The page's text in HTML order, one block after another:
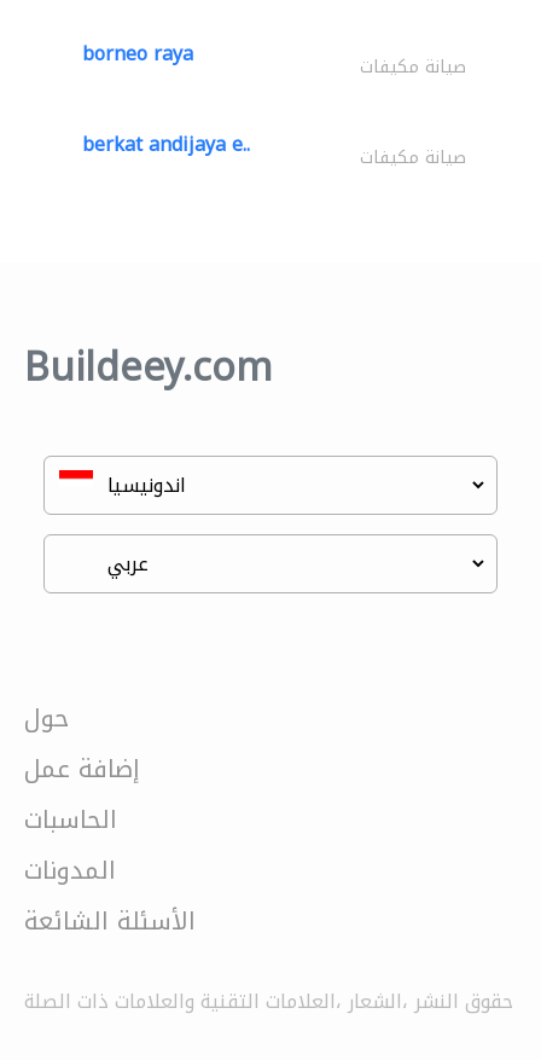
borneo raya صيانة مكيفات
berkat andijaya e.. صيانة مكيفات
Buildeey.com
حول
إضافة عمل
الحاسبات
المدونات
الأسئلة الشائعة
حقوق النشر ،الشعار ،العلامات التقنية والعلامات ذات الصلة